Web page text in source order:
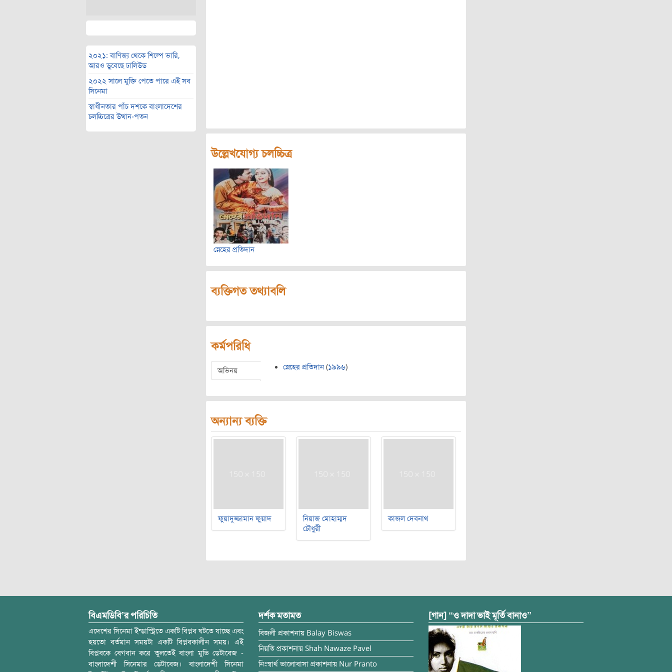
২০২১: বাণিজ্য থেকে শিল্পে ভারি,
আরও ডুবেছে ঢালিউড
২০২২ সালে মুক্তি পেতে পারে এই সব
সিনেমা
স্বাধীনতার পাঁচ দশকে বাংলাদেশের
চলচ্চিত্রের উত্থান-পতন
উল্লেখযোগ্য চলচ্চিত্র
স্নেহের প্রতিদান
ব্যক্তিগত তথ্যাবলি
কর্মপরিধি
অভিনয় স্নেহের প্রতিদান (১৯৯৬)
অন্যান্য ব্যক্তি
ফুয়াদুজ্জামান ফুয়াদ
নিয়াজ মোহাম্মদ
চৌধুরী
কাজল দেবনাথ
বিএমডিবি’র পরিচিতি
এদেশের সিনেমা ইন্ডাস্ট্রিতে একটি বিপ্লব ঘটতে যাচ্ছে এবং
হয়তো বর্তমান সময়টা একটি বিপ্লবকালীন সময়। এই
বিপ্লবকে বেগবান করে তুলতেই বাংলা মুভি ডেটাবেজ -
বাংলাদেশী সিনেমার ডেটাবেজ। বাংলাদেশী সিনেমা
দর্শক মতামত
বিজলী প্রকাশনায় Balay Biswas
নিয়তি প্রকাশনায় Shah Nawaze Pavel
নিঃস্বার্থ ভালোবাসা প্রকাশনায় Nur Pranto
[গান] “ও দাদা ভাই মূর্তি বানাও”